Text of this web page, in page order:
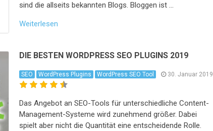
sind die allseits bekannten Blogs. Bloggen ist …
Weiterlesen
DIE BESTEN WORDPRESS SEO PLUGINS 2019
SEO WordPress Plugins WordPress SEO Tool 30. Januar 2019
Das Angebot an SEO-Tools für unterschiedliche Content-
Management-Systeme wird zunehmend größer. Dabei
spielt aber nicht die Quantität eine entscheidende Rolle.